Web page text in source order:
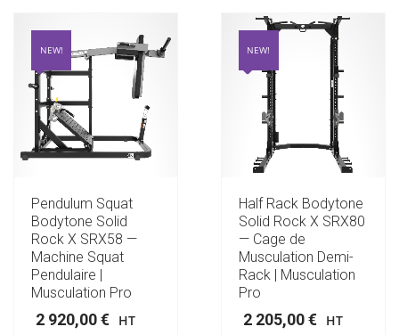
NEW!
Pendulum Squat
Bodytone Solid
Rock X SRX58 —
Machine Squat
Pendulaire |
Musculation Pro
2 920,00€ HT
NEW!
Half Rack Bodytone
Solid Rock X SRX80
— Cage de
Musculation Demi-
Rack | Musculation
Pro
2 205,00€ HT